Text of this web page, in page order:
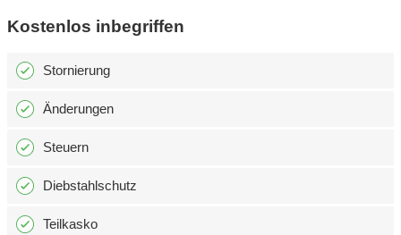
Kostenlos inbegriffen
Stornierung
Änderungen
Steuern
Diebstahlschutz
Teilkasko